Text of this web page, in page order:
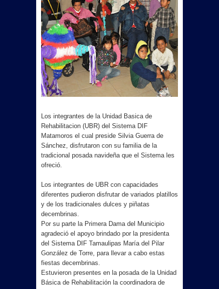
Los integrantes de la Unidad Basica de
Rehabilitacion (UBR) del Sistema DIF
Matamoros el cual preside Silvia Guerra de
Sánchez, disfrutaron con su familia de la
tradicional posada navideña que el Sistema les
ofreció.
Los integrantes de UBR con capacidades
diferentes pudieron disfrutar de variados platillos
y de los tradicionales dulces y piñatas
decembrinas.
Por su parte la Primera Dama del Municipio
agradeció el apoyo brindado por la presidenta
del Sistema DIF Tamaulipas María del Pilar
González de Torre, para llevar a cabo estas
fiestas decembrinas.
Estuvieron presentes en la posada de la Unidad
Básica de Rehabilitación la coordinadora de